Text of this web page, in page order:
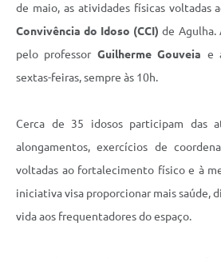
de maio, as atividades físicas voltadas
Convivência do Idoso (CCI)de Agulha.
pelo professor Guilherme Gouveia e
sextas-feiras, sempre às 10h.
Cerca de 35 idosos participam das
alongamentos, exercícios de
voltadas ao fortalecimento físico e à
iniciativa visa proporcionar mais saúde,
vida aos frequentadores do espaço.